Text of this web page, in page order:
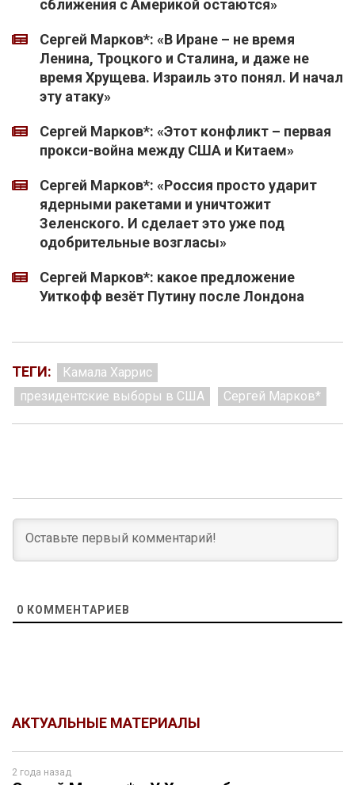
сближения с Америкой остаются»
Сергей Марков*: «В Иране – не время
Ленина, Троцкого и Сталина, и даже не
время Хрущева. Израиль это понял. И начал
эту атаку»
Сергей Марков*: «Этот конфликт – первая
прокси-война между США и Китаем»
Сергей Марков*: «Россия просто ударит
ядерными ракетами и уничтожит
Зеленского. И сделает это уже под
одобрительные возгласы»
Сергей Марков*: какое предложение
Уиткофф везёт Путину после Лондона
ТЕГИ:
Камала Харрис
президентские выборы в США
Сергей Марков*
0 КОММЕНТАРИЕВ
АКТУАЛЬНЫЕ МАТЕРИАЛЫ
2 года назад